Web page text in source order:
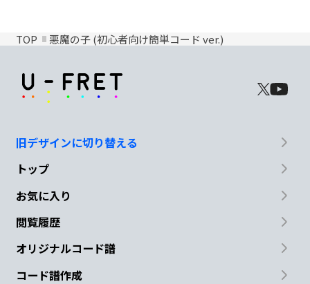
TOP 悪魔の子 (初心者向け簡単コード ver.)
旧デザインに切り替える
トップ
お気に入り
閲覧履歴
オリジナルコード譜
コード譜作成